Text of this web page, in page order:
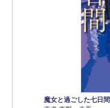
魔女と過ごした七日間